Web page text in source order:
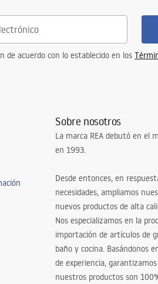
acuerdo con lo establecido en los
Sobre nosotros
La marca REA debutó en el
en 1993.
Desde entonces, en
necesidades, ampliamos
nuevos productos de alta
Nos especializamos en la
importación de artículos de
baño y cocina. Basándonos
de experiencia,
nuestros productos son